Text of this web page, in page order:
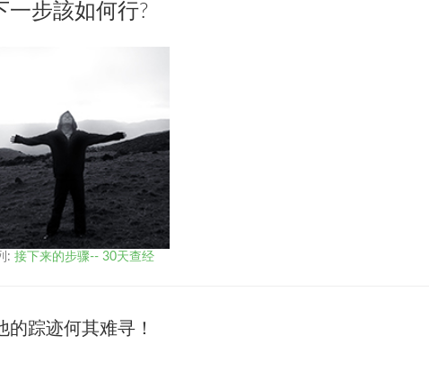
下一步該如何行?
: 接下来的步骤-- 30天查经
踪迹何其难寻！